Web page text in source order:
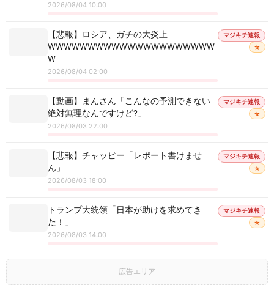
2026/08/04 10:00
【悲報】ロシア、ガチの大炎上
WWWWWWWWWWWWWWWWWWWWW
W
2026/08/04 02:00
マジキチ速報
☆
【動画】まんさん「こんなの予測できない
絶対無理なんですけど?」
2026/08/03 22:00
マジキチ速報
☆
【悲報】チャッピー「レポート書けませ
ん」
2026/08/03 18:00
マジキチ速報
☆
トランプ大統領「日本が助けを求めてき
た！」
2026/08/03 14:00
マジキチ速報
☆
広告エリア